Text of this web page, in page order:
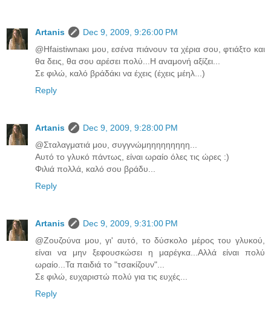
Artanis
Dec 9, 2009, 9:26:00 PM
@Hfaistiwnaκι μου, εσένα πιάνουν τα χέρια σου, φτιάξτο και
θα δεις, θα σου αρέσει πολύ...Η αναμονή αξίζει...
Σε φιλώ, καλό βράδάκι να έχεις (έχεις μέηλ...)
Reply
Artanis
Dec 9, 2009, 9:28:00 PM
@Σταλαγματιά μου, συγγνώμηηηηηηηηη...
Αυτό το γλυκό πάντως, είναι ωραίο όλες τις ώρες :)
Φιλιά πολλά, καλό σου βράδυ...
Reply
Artanis
Dec 9, 2009, 9:31:00 PM
@Ζουζούνα μου, γι' αυτό, το δύσκολο μέρος του γλυκού,
είναι να μην ξεφουσκώσει η μαρέγκα...Αλλά είναι πολύ
ωραίο...Τα παιδιά το "τσακίζουν"...
Σε φιλώ, ευχαριστώ πολύ για τις ευχές...
Reply